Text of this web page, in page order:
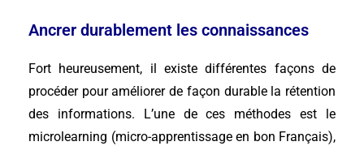
Ancrer durablement les connaissances
Fort heureusement, il existe différentes façons de
procéder pour améliorer de façon durable la rétention
des informations. L’une de ces méthodes est le
microlearning (micro-apprentissage en bon Français),